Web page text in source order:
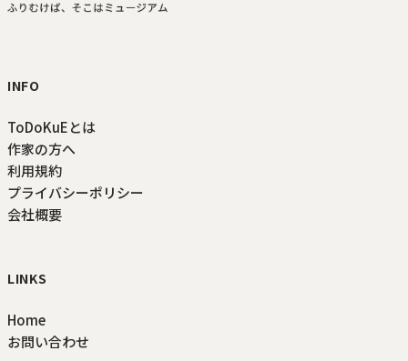
INFO
ToDoKuEとは
作家の方へ
利用規約
プライバシーポリシー
会社概要
LINKS
Home
お問い合わせ